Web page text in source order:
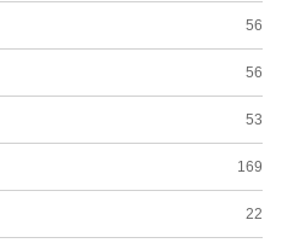
56
56
53
169
22